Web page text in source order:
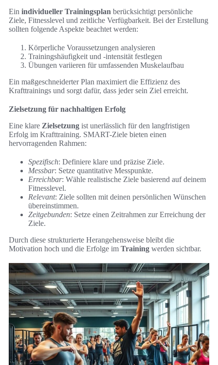
Ein individueller Trainingsplan berücksichtigt persönliche
Ziele, Fitnesslevel und zeitliche Verfügbarkeit. Bei der Erstellung
sollten folgende Aspekte beachtet werden:
Körperliche Voraussetzungen analysieren
Trainingshäufigkeit und -intensität festlegen
Übungen variieren für umfassenden Muskelaufbau
Ein maßgeschneiderter Plan maximiert die Effizienz des
Krafttrainings und sorgt dafür, dass jeder sein Ziel erreicht.
Zielsetzung für nachhaltigen Erfolg
Eine klare Zielsetzung ist unerlässlich für den langfristigen
Erfolg im Krafttraining. SMART-Ziele bieten einen
hervorragenden Rahmen:
Spezifisch: Definiere klare und präzise Ziele.
Messbar: Setze quantitative Messpunkte.
Erreichbar: Wähle realistische Ziele basierend auf deinem
Fitnesslevel.
Relevant: Ziele sollten mit deinen persönlichen Wünschen
übereinstimmen.
Zeitgebunden: Setze einen Zeitrahmen zur Erreichung der
Ziele.
Durch diese strukturierte Herangehensweise bleibt die
Motivation hoch und die Erfolge im Training werden sichtbar.